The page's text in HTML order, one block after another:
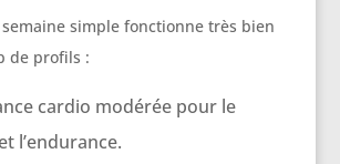
simple fonctionne très bien
de profils :
cardio modérée pour le
l’endurance.